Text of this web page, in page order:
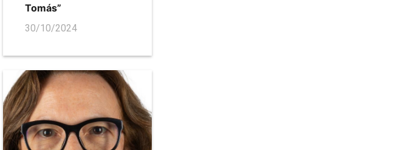
Tomás”
30/10/2024